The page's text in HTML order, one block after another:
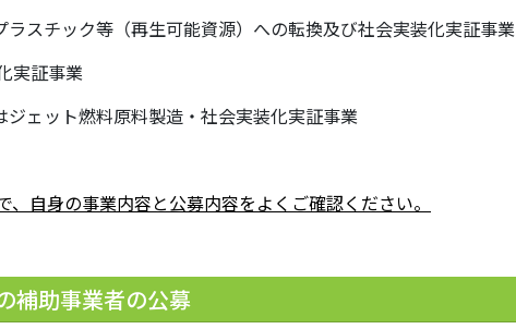
ラスチック等（再生可能資源）への転換及び社会実装化実証事業
実証事業
ジェット燃料原料製造・社会実装化実証事業
自身の事業内容と公募内容をよくご確認ください。
補助事業者の公募